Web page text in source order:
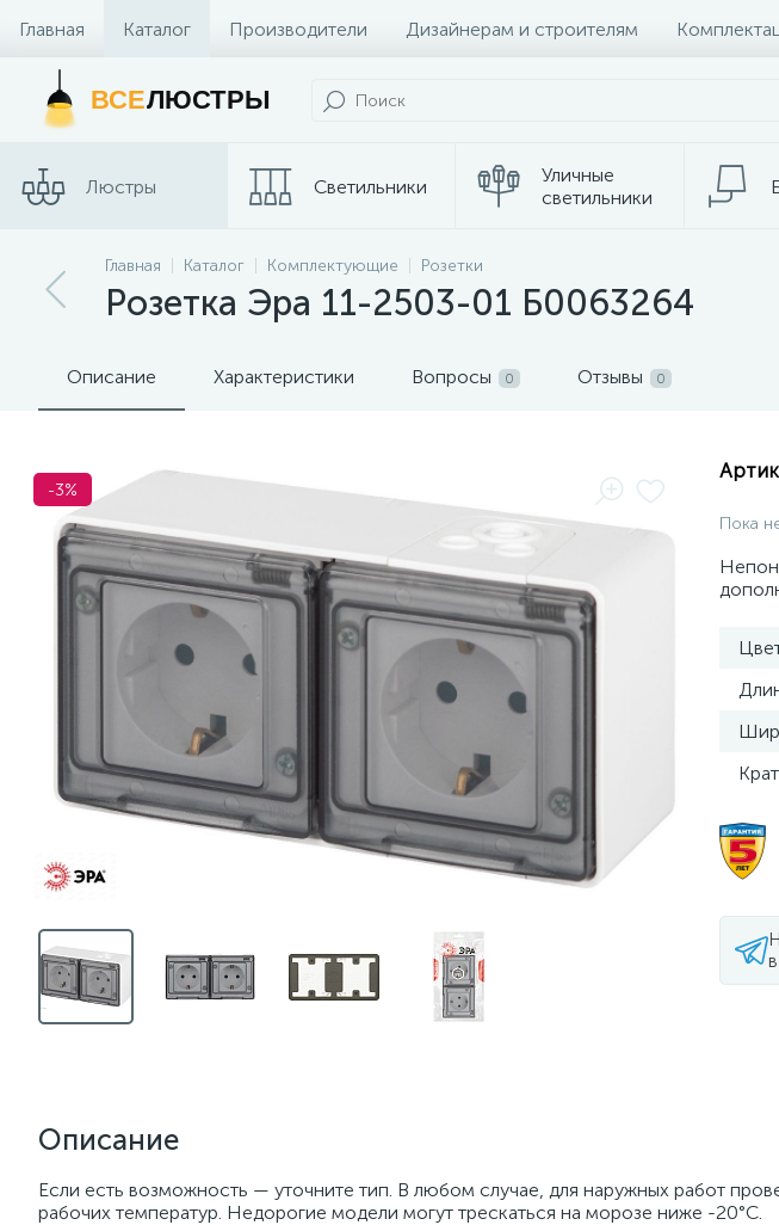
Главная Каталог Производители Дизайнерам и строителям
Контакты и Магазины
ВСЕЛЮСТРЫ
Люстры Светильники
Уличные
светильники
Споты
Трековые
системы
Главная Каталог Комплектующие Розетки
Розетка Эра 11-2503-01 Б0063264
Описание Характеристики Вопросы 0 Отзывы 0
-3%
Пока
Описание
Если есть возможность — уточните тип. В любом случае, для наружных работ
рабочих температур. Недорогие модели могут трескаться на морозе ниже -20°C.